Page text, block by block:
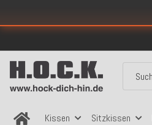
Kissen Sitzkissen